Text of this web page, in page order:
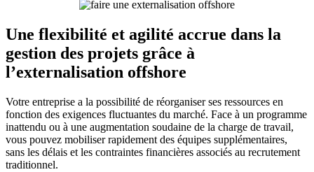
Une flexibilité et agilité accrue dans la
gestion des projets grâce à
l’externalisation offshore
Votre entreprise a la possibilité de réorganiser ses ressources en
fonction des exigences fluctuantes du marché. Face à un programme
inattendu ou à une augmentation soudaine de la charge de travail,
vous pouvez mobiliser rapidement des équipes supplémentaires,
sans les délais et les contraintes financières associés au recrutement
traditionnel.